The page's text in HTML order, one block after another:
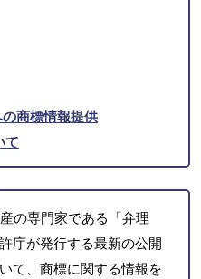
商標情報提供
て
の専門家である「弁理
庁が発行する最新の公開
て、商標に関する情報を